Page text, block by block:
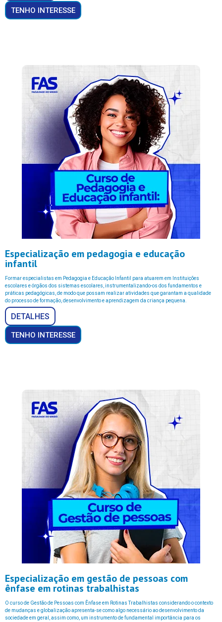
TENHO INTERESSE
Especialização em pedagogia e educação
infantil
Formar especialistas em Pedagogia e Educação Infantil para atuarem em Instituições
escolares e órgãos dos sistemas escolares, instrumentalizando-os dos fundamentos e
práticas pedagógicas, de modo que possam realizar atividades que garantam a qualidade
do processo de formação, desenvolvimento e aprendizagem da criança pequena.
DETALHES
TENHO INTERESSE
Especialização em gestão de pessoas com
ênfase em rotinas trabalhistas
O curso de Gestão de Pessoas com Ênfase em Rotinas Trabalhistas considerando o contexto
de mudanças e globalização apresenta-se como algo necessário ao desenvolvimento da
sociedade em geral, assim como, um instrumento de fundamental importância para os